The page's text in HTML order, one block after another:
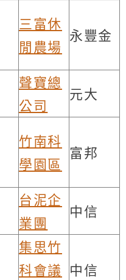
三富休
閒農場
永豐金
聲寶總
公司
元大
竹南科
學園區
富邦
台泥企
業團
中信
集思竹
科會議 中信